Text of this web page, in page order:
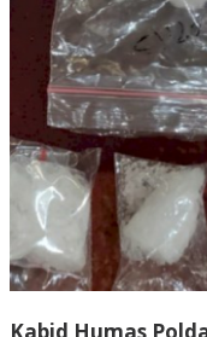
Kabid Humas